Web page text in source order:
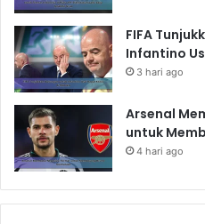
FIFA
Infantino
3 hari ago
Arsenal
untuk
4 hari ago